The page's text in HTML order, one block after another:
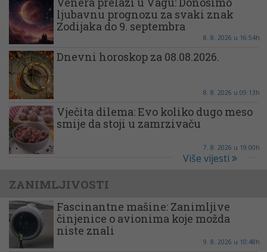
ljubavnu prognozu za svaki znak
Zodijaka do 9. septembra
8. 8. 2026 u 16:54h
Dnevni horoskop za 08.08.2026.
8. 8. 2026 u 09:13h
Vječita dilema: Evo koliko dugo meso
smije da stoji u zamrzivaču
7. 8. 2026 u 19:00h
Više vijesti
ZANIMLJIVOSTI
Fascinantne mašine: Zanimljive
činjenice o avionima koje možda
niste znali
9. 8. 2026 u 10:48h